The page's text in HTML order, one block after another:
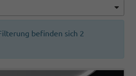
befinden sich 2